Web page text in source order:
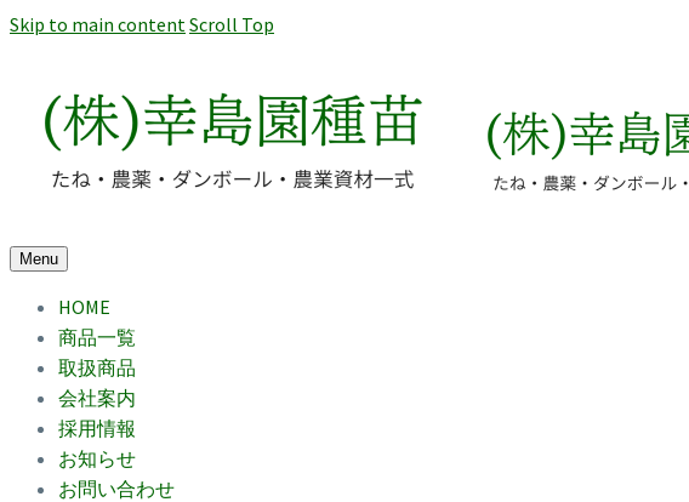
Skip to main contentScroll Top
Menu
HOME
商品一覧
取扱商品
会社案内
採用情報
お知らせ
お問い合わせ